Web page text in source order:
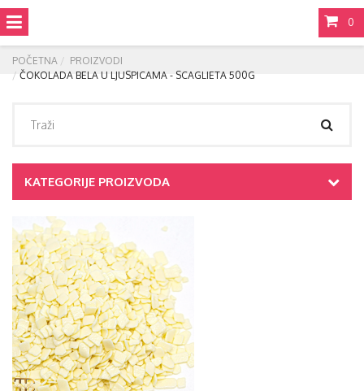
0
POČETNA
PROIZVODI
ČOKOLADA BELA U LJUSPICAMA - SCAGLIETA 500G
KATEGORIJE PROIZVODA